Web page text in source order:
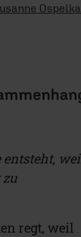
entsteht,
regt, weil